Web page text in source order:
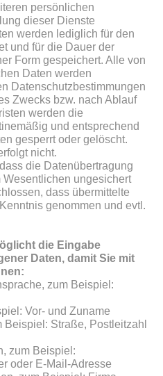
persönlichen
dieser Dienste
werden lediglich für den
und für die Dauer der
Form gespeichert. Alle von
Daten werden
Datenschutzbestimmungen
Zwecks bzw. nach Ablauf
werden die
und entsprechend
gesperrt oder gelöscht.
nicht.
die Datenübertragung
Wesentlichen ungesichert
dass übermittelte
genommen und evtl.
die Eingabe
Daten, damit Sie mit
zum Beispiel:
Vor- und Zuname
Beispiel: Straße, Postleitzahl
zum Beispiel:
oder E-Mail-Adresse